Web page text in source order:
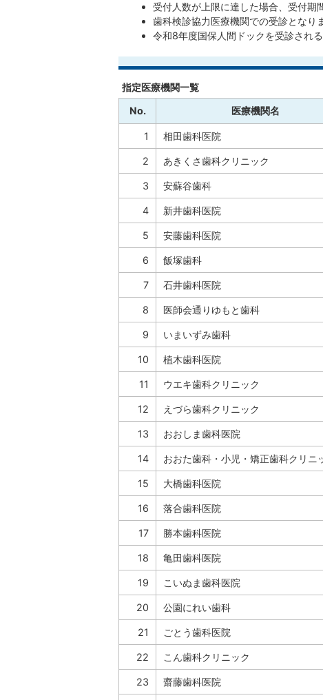
受付人数が上限に達した場合、受付期
歯科検診協力医療機関での受診となり
令和8年度国保人間ドックを受診され
指定医療機関一覧
No.
医療機関名
1 相田歯科医院
2 あきくさ歯科クリニック
3 安蘇谷歯科
4 新井歯科医院
5 安藤歯科医院
6 飯塚歯科
7 石井歯科医院
8 医師会通りゆもと歯科
9 いまいずみ歯科
10 植木歯科医院
11 ウエキ歯科クリニック
12 えづら歯科クリニック
13 おおしま歯科医院
14 おおた歯科・小児・矯正歯科クリニ
15 大橋歯科医院
16 落合歯科医院
17 勝本歯科医院
18 亀田歯科医院
19 こいぬま歯科医院
20 公園にれい歯科
21 ごとう歯科医院
22 こん歯科クリニック
23 齋藤歯科医院